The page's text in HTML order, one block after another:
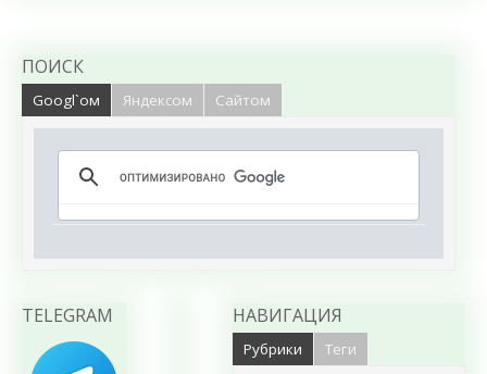
ПОИСК
Googl`ом Яндексом Сайтом
TELEGRAM НАВИГАЦИЯ
Рубрики Теги